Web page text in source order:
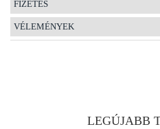
FIZETÉS
VÉLEMÉNYEK
LEGÚJABB